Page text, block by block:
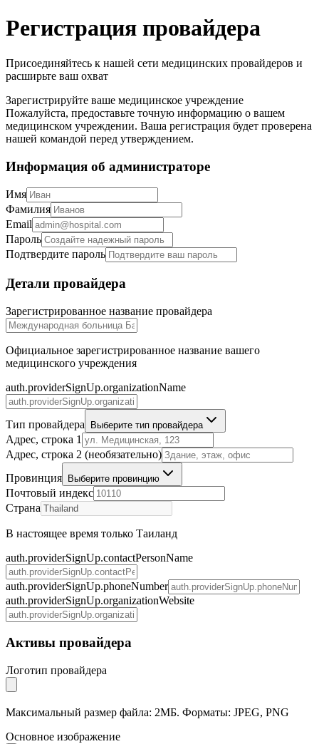
Регистрация провайдера
Присоединяйтесь к нашей сети медицинских провайдеров и
расширьте ваш охват
Зарегистрируйте ваше медицинское учреждение
Пожалуйста, предоставьте точную информацию о вашем
медицинском учреждении. Ваша регистрация будет проверена
нашей командой перед утверждением.
Информация об администраторе
Имя
Фамилия
Email
Пароль
Подтвердите пароль
Детали провайдера
Зарегистрированное название провайдера
Официальное зарегистрированное название вашего
медицинского учреждения
auth.providerSignUp.organizationName
Тип провайдера Выберите тип провайдера
Адрес, строка 1
Адрес, строка 2 (необязательно)
Провинция
Выберите провинцию
Почтовый индекс
Страна
В настоящее время только Таиланд
auth.providerSignUp.contactPersonName
auth.providerSignUp.phoneNumber
auth.providerSignUp.organizationWebsite
Активы провайдера
Логотип провайдера
Максимальный размер файла: 2МБ. Форматы: JPEG, PNG
Основное изображение